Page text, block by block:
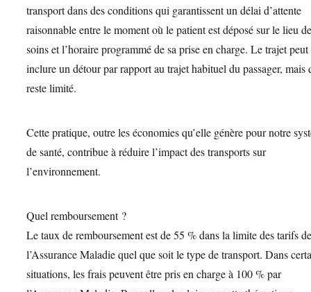
transport dans des conditions qui garantissent un délai d’attente
raisonnable entre le moment où le patient est déposé sur le lieu
soins et l’horaire programmé de sa prise en charge. Le trajet peut
inclure un détour par rapport au trajet habituel du passager, mais
reste limité.
Cette pratique, outre les économies qu’elle génère pour notre
de santé, contribue à réduire l’impact des transports sur
l’environnement.
Quel remboursement ?
Le taux de remboursement est de 55 % dans la limite des tarifs
l’Assurance Maladie quel que soit le type de transport. Dans
situations, les frais peuvent être pris en charge à 100 % par